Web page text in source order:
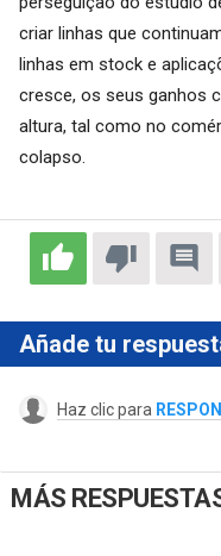
criar linhas que
linhas em stock e
cresce, os seus ganhos
altura, tal como no
colapso.
Añade tu
Haz clic para
MÁS